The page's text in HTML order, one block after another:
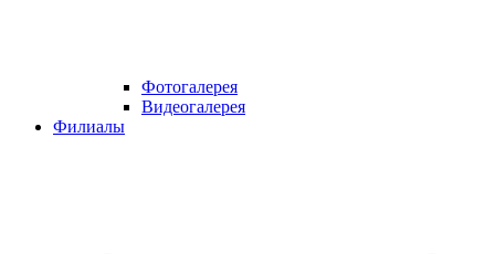
Фотогалерея
Видеогалерея
Филиалы